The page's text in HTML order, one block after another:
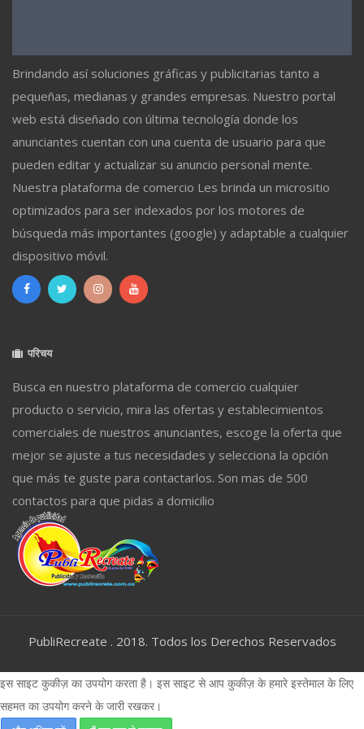
Brindando así soluciones gráficas y publicitarias tanto a
pequeñas, medianas y grandes empresas. Nuestro portal
web está diseñado con última tecnología donde los
anunciantes cuentan con una cuenta de usuario para que
pueden editar y actualizar su anuncio personal mente.
Nuestra plataforma de comercio Les brinda un micrositio
optimizados para ser indexados por los motores de
búsqueda más importantes (google) y adaptable a cualquier
dispositivo móvil.
परिचय
Busca en nuestro plataforma de comercio cualquier
producto o servicio, mira las ofertas y establecimientos
comerciales de nuestros anunciantes, escoge la oferta que
mejor se ajuste a tus necesidades y selecciona la opción
que más te guste para contactarlos. Son mas de 500
contactos para que pidas a domicilio
PubliRecreate . 2018. Todos los Derechos Reservados
इस साइट कुकीज़ का उपयोग करता है। इस साइट से आप कुकीज़ के हमारे इस्तेमाल के लिए
सहमत का उपयोग करने के जारी रखकर।